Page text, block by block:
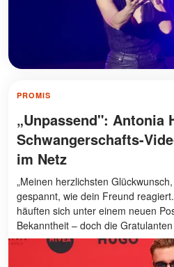
PROMIS
„Unpassend": Antonia
Schwangerschafts-
im Netz
„Meinen herzlichsten
gespannt, wie dein Freund
häuften sich unter einem neuen
Bekanntheit – doch die